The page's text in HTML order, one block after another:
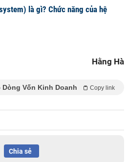
là gì? Chức năng của hệ
Hằng Hà
Dòng Vốn Kinh Doanh Copy link
Chia sẻ